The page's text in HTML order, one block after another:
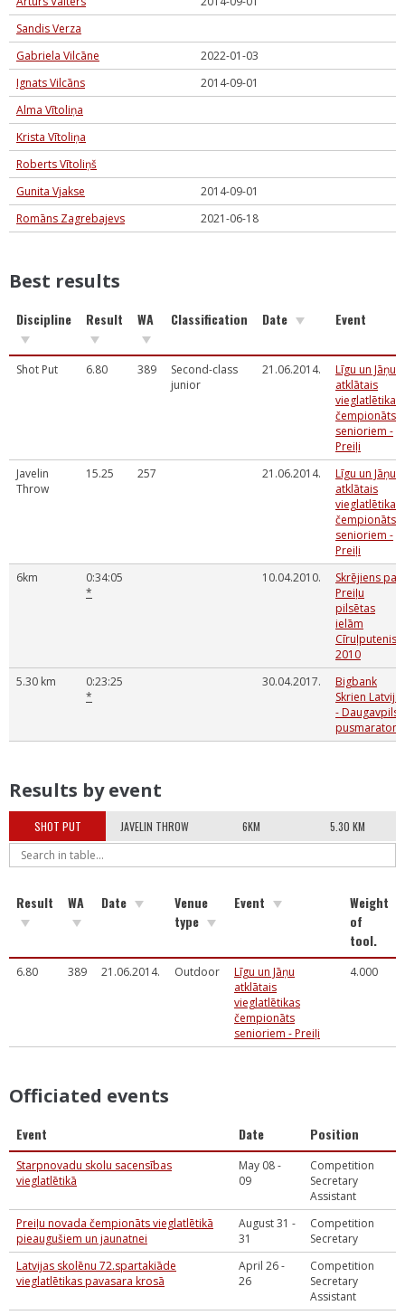
Sandis Verza
Gabriela Vilcāne
2022-01-03
Ignats Vilcāns
2014-09-01
Alma Vītoliņa
Krista Vītoliņa
Roberts Vītoliņš
Gunita Vjakse
2014-09-01
Romāns Zagrebajevs
2021-06-18
Best results
Discipline Result WA Classification Date Event
Shot Put 6.80 389
Second-class
junior
21.06.2014.
Līgu un Jāņu
atklātais
vieglatlētikas
čempionāts
senioriem -
Preiļi
Javelin
Throw
15.25 257 21.06.2014.
Līgu un Jāņu
atklātais
vieglatlētikas
čempionāts
senioriem -
Preiļi
6km
0:34:05
*
10.04.2010.
Skrējiens pa
Preiļu
pilsētas
ielām
Cīruļputenis -
2010
5.30 km
0:23:25
*
30.04.2017.
Bigbank
Skrien Latvija
- Daugavpils
pusmaratons
Results by event
SHOT PUT JAVELIN THROW 6KM 5.30 KM
Result WA Date
Venue
type
Event
Weight
of
tool.
6.80 389 21.06.2014. Outdoor
Līgu un Jāņu
atklātais
vieglatlētikas
čempionāts
senioriem - Preiļi
4.000
Officiated events
Event Date Position
Starpnovadu skolu sacensības
vieglatlētikā
May 08 -
09
Competition
Secretary
Assistant
Preiļu novada čempionāts vieglatlētikā
pieaugušiem un jaunatnei
August 31 -
31
Competition
Secretary
Latvijas skolēnu 72.spartakiāde
vieglatlētikas pavasara krosā
April 26 -
26
Competition
Secretary
Assistant